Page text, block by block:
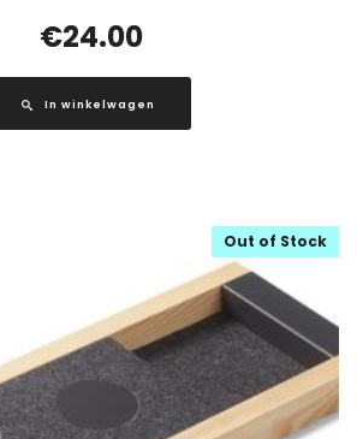
€24.00
In winkelwagen
Out of Stock